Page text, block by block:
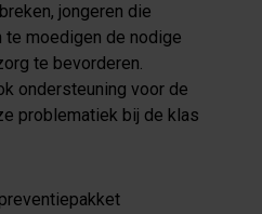
jongeren die
moedigen de nodige
te bevorderen.
ondersteuning voor de
problematiek bij de klas